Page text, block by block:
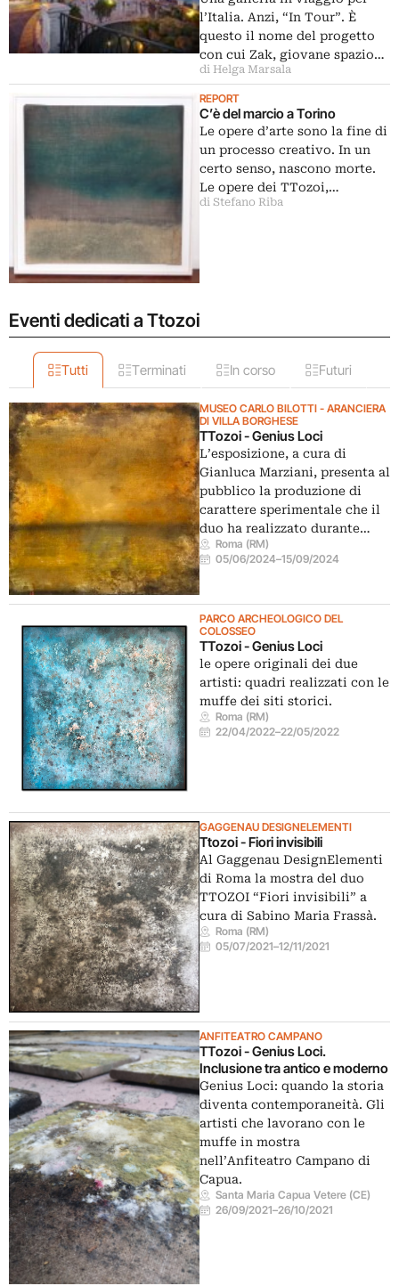
sede temporanea
l’Italia. Anzi, “In Tour”. È
questo il nome del progetto
con cui Zak, giovane spazio…
di Helga Marsala
REPORT
C’è del marcio a Torino
Le opere d’arte sono la fine di
un processo creativo. In un
certo senso, nascono morte.
Le opere dei TTozoi,…
di Stefano Riba
Eventi dedicati a Ttozoi
Tutti Terminati In corso Futuri
MUSEO CARLO BILOTTI - ARANCIERA
DI VILLA BORGHESE
TTozoi - Genius Loci
L’esposizione, a cura di
Gianluca Marziani, presenta al
pubblico la produzione di
carattere sperimentale che il
duo ha realizzato durante…
Roma (RM)
05/06/2024–15/09/2024
PARCO ARCHEOLOGICO DEL
COLOSSEO
TTozoi - Genius Loci
le opere originali dei due
artisti: quadri realizzati con le
muffe dei siti storici.
Roma (RM)
22/04/2022–22/05/2022
GAGGENAU DESIGNELEMENTI
Ttozoi - Fiori invisibili
Al Gaggenau DesignElementi
di Roma la mostra del duo
TTOZOI “Fiori invisibili” a
cura di Sabino Maria Frassà.
Roma (RM)
05/07/2021–12/11/2021
ANFITEATRO CAMPANO
TTozoi - Genius Loci.
Inclusione tra antico e moderno
Genius Loci: quando la storia
diventa contemporaneità. Gli
artisti che lavorano con le
muffe in mostra
nell’Anfiteatro Campano di
Capua.
Santa Maria Capua Vetere (CE)
26/09/2021–26/10/2021